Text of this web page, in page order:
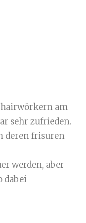
am
sehr zufrieden.
deren frisuren
werden, aber
dabei